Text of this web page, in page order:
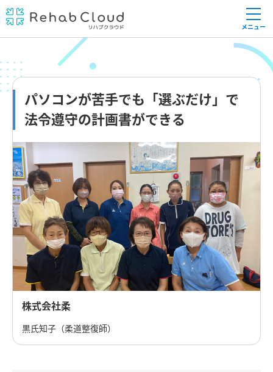
メニュー
パソコンが苦手でも「選ぶだけ」で
法令遵守の計画書ができる
株式会社柔
黒氏知子（柔道整復師）